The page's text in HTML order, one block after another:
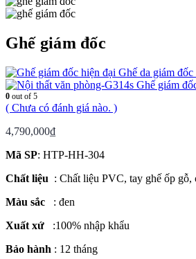
Ghế giám đốc
Ghế da giám đốc
Ghế giám
0 out of 5
( Chưa có đánh giá nào. )
4,790,000₫
Mã SP: HTP-HH-304
Chất liệu : Chất liệu PVC, tay ghế ốp gỗ,
Màu sắc
: đen
Xuất xứ
:100% nhập khẩu
Bảo hành : 12 tháng